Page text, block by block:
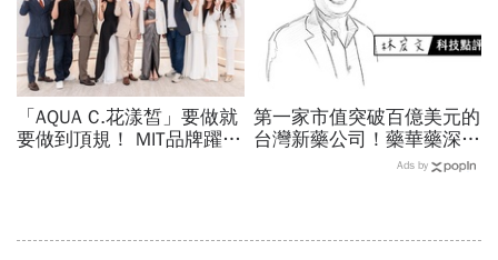
「AQUA C.花漾皙」要做就
要做到頂規！ MIT品牌躍上
第一家市值突破百億美元的
台灣新藥公司！藥華藥深耕
全球市場，能成為下一個武
Ads by